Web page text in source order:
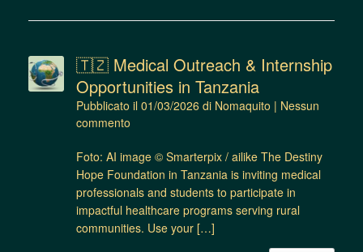
🇹🇿 Medical Outreach & Internship
Opportunities in Tanzania
Pubblicato il 01/03/2026 di Nomaquito | Nessun
commento
Foto: AI image © Smarterpix / ailike The Destiny
Hope Foundation in Tanzania is inviting medical
professionals and students to participate in
impactful healthcare programs serving rural
communities. Use your […]